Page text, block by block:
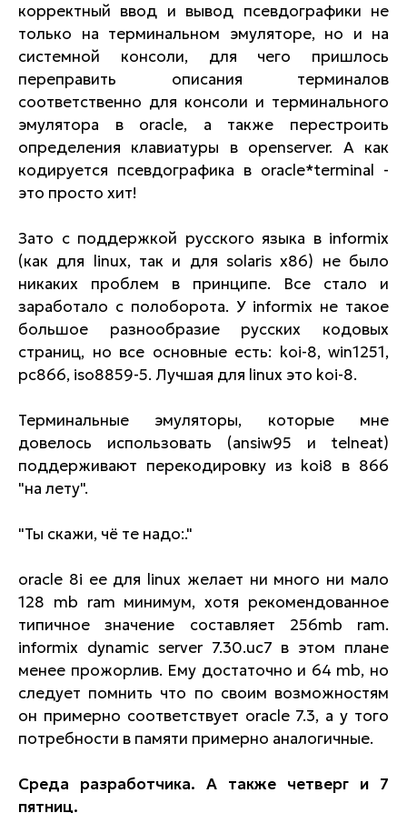
корректный ввод и вывод псевдографики не
только на терминальном эмуляторе, но и на
системной консоли, для чего пришлось
переправить описания терминалов
соответственно для консоли и терминального
эмулятора в oracle, а также перестроить
определения клавиатуры в openserver. А как
кодируется псевдографика в oracle*terminal -
это просто хит!
Зато с поддержкой русского языка в informix
(как для linux, так и для solaris x86) не было
никаких проблем в принципе. Все стало и
заработало с полоборота. У informix не такое
большое разнообразие русских кодовых
страниц, но все основные есть: koi-8, win1251,
pc866, iso8859-5. Лучшая для linux это koi-8.
Терминальные эмуляторы, которые мне
довелось использовать (ansiw95 и telneat)
поддерживают перекодировку из koi8 в 866
"на лету".
"Ты скажи, чё те надо:."
oracle 8i ee для linux желает ни много ни мало
128 mb ram минимум, хотя рекомендованное
типичное значение составляет 256mb ram.
informix dynamic server 7.30.uc7 в этом плане
менее прожорлив. Ему достаточно и 64 mb, но
следует помнить что по своим возможностям
он примерно соответствует oracle 7.3, а у того
потребности в памяти примерно аналогичные.
Среда разработчика. А также четверг и 7
пятниц.